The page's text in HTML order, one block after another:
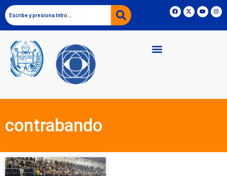
contrabando